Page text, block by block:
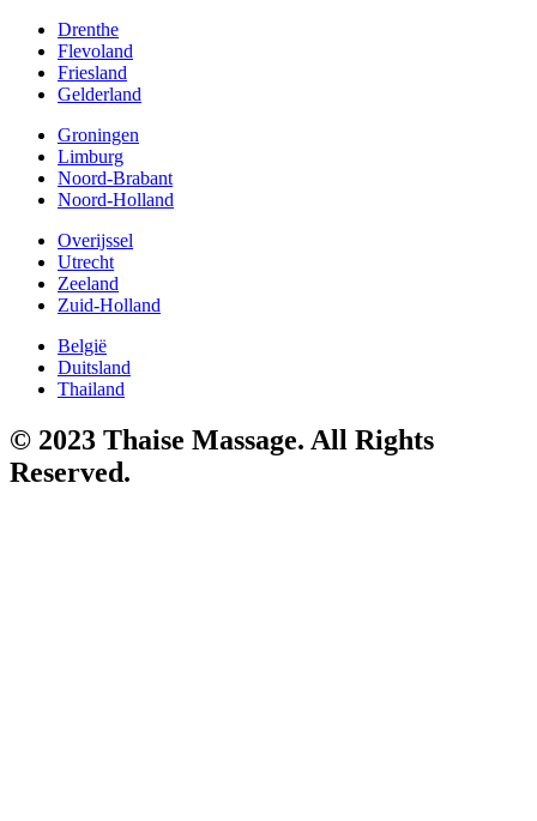
Drenthe
Flevoland
Friesland
Gelderland
Groningen
Limburg
Noord-Brabant
Noord-Holland
Overijssel
Utrecht
Zeeland
Zuid-Holland
België
Duitsland
Thailand
© 2023 Thaise Massage. All Rights
Reserved.